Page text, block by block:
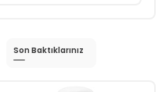
Son Baktıklarınız